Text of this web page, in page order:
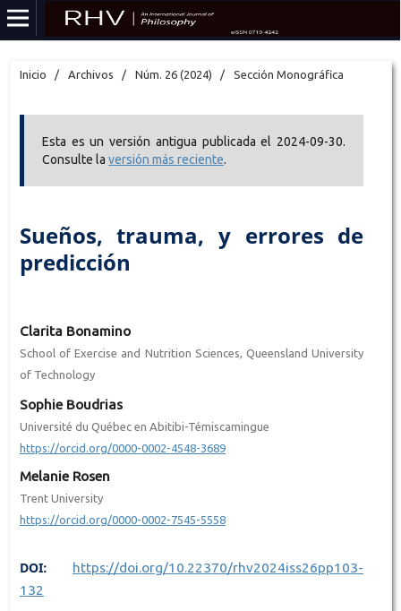
Inicio / Archivos / Núm. 26 (2024) / Sección Monográfica
Esta es un versión antigua publicada el 2024-09-30.
Consulte la versión más reciente.
Sueños, trauma, y errores de
predicción
Clarita Bonamino
School of Exercise and Nutrition Sciences, Queensland University
of Technology
Sophie Boudrias
Université du Québec en Abitibi-Témiscamingue
https://orcid.org/0000-0002-4548-3689
Melanie Rosen
Trent University
https://orcid.org/0000-0002-7545-5558
DOI:
https://doi.org/10.22370/rhv2024iss26pp103-
132